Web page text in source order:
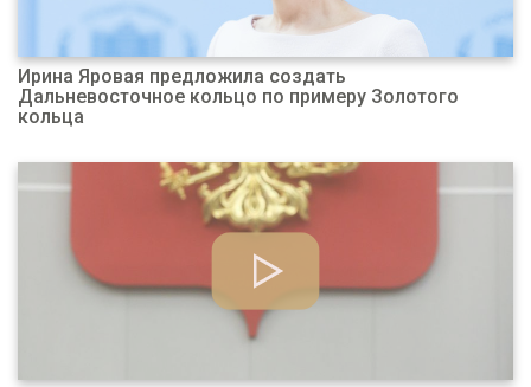
Ирина Яровая предложила создать
Дальневосточное кольцо по примеру Золотого
кольца